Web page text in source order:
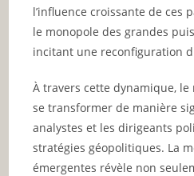
l’influence croissante de ces
le monopole des grandes
incitant une reconfiguration
À travers cette dynamique,
se transformer de manière
analystes et les dirigeants
stratégies géopolitiques. La
émergentes révèle non